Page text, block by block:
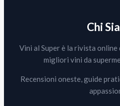
Chi
Vini al Super è la rivista
migliori vini da
Recensioni oneste, guide